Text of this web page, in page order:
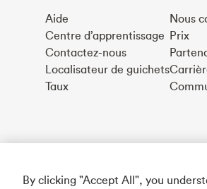
Aide
Centre d’apprentissage
Contactez-nous
Localisateur de guichets
Taux
Nous
Prix
By clicking "Accept All", you